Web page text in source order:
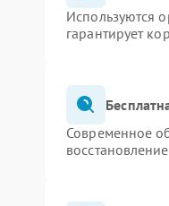
Используются
гарантирует
Современное